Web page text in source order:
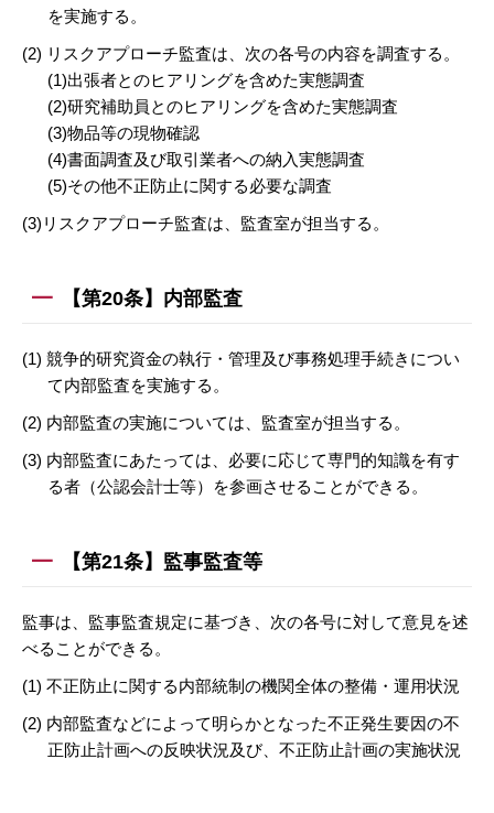
を実施する。
(2) リスクアプローチ監査は、次の各号の内容を調査する。
(1)出張者とのヒアリングを含めた実態調査
(2)研究補助員とのヒアリングを含めた実態調査
(3)物品等の現物確認
(4)書面調査及び取引業者への納入実態調査
(5)その他不正防止に関する必要な調査
(3)リスクアプローチ監査は、監査室が担当する。
【第20条】内部監査
(1) 競争的研究資金の執行・管理及び事務処理手続きについ
て内部監査を実施する。
(2) 内部監査の実施については、監査室が担当する。
(3) 内部監査にあたっては、必要に応じて専門的知識を有す
る者（公認会計士等）を参画させることができる。
【第21条】監事監査等
監事は、監事監査規定に基づき、次の各号に対して意見を述
べることができる。
(1) 不正防止に関する内部統制の機関全体の整備・運用状況
(2) 内部監査などによって明らかとなった不正発生要因の不
正防止計画への反映状況及び、不正防止計画の実施状況